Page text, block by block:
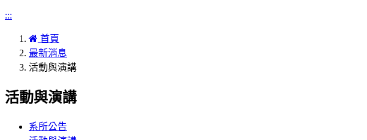
:::
首頁
最新消息
活動與演講
活動與演講
系所公告